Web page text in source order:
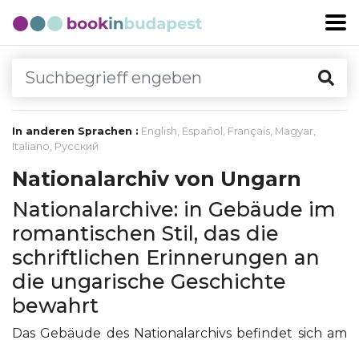
In anderen Sprachen : English, Español , Français, Magyar,
Italiano, Русский
Nationalarchiv von Ungarn
Nationalarchive: in Gebäude im
romantischen Stil, das die
schriftlichen Erinnerungen an
die ungarische Geschichte
bewahrt
Das Gebäude des Nationalarchivs befindet sich am